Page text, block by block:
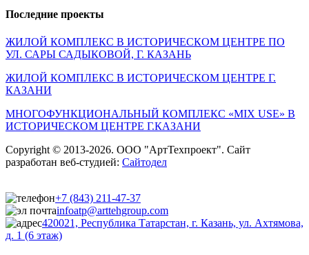
Последние проекты
ЖИЛОЙ КОМПЛЕКС В ИСТОРИЧЕСКОМ ЦЕНТРЕ ПО
УЛ. САРЫ САДЫКОВОЙ, Г. КАЗАНЬ
ЖИЛОЙ КОМПЛЕКС В ИСТОРИЧЕСКОМ ЦЕНТРЕ Г.
КАЗАНИ
МНОГОФУНКЦИОНАЛЬНЫЙ КОМПЛЕКС «MIX USE» В
ИСТОРИЧЕСКОМ ЦЕНТРЕ Г.КАЗАНИ
Copyright © 2013-2026. ООО "АртТехпроект". Сайт
разработан веб-студией: Сайтодел
+7 (843) 211-47-37
infoatp@arttehgroup.com
420021, Республика Татарстан, г. Казань, ул. Ахтямова,
д. 1 (6 этаж)